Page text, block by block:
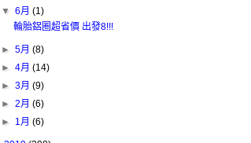
▼6月(1)
輪胎鋁圈超省價 出發8!!!
►5月(8)
►4月(14)
►3月(9)
►2月(6)
► 1月(6)